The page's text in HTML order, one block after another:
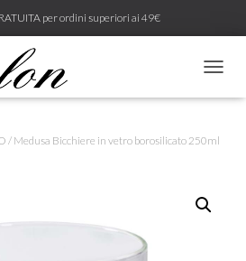
per ordini superiori ai 49€
A
/ Medusa Bicchiere in vetro borosilicato 250ml